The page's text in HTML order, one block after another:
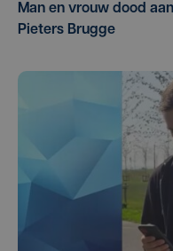
Man en vrouw dood
Pieters Brugge